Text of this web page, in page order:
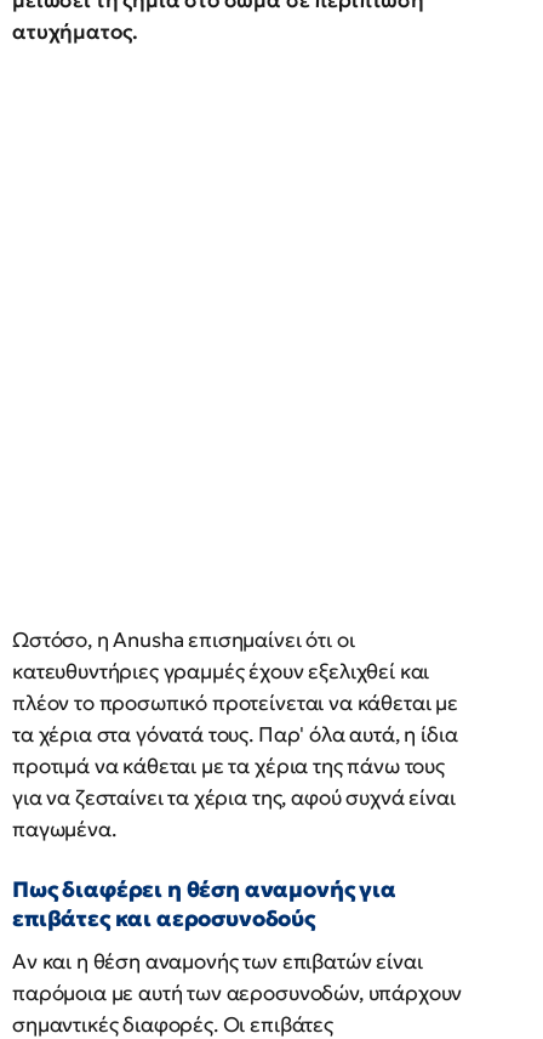
ατυχήματος.
Ωστόσο, η Anusha επισημαίνει ότι οι
κατευθυντήριες γραμμές έχουν εξελιχθεί και
πλέον το προσωπικό προτείνεται να κάθεται με
τα χέρια στα γόνατά τους. Παρ' όλα αυτά, η ίδια
προτιμά να κάθεται με τα χέρια της πάνω τους
για να ζεσταίνει τα χέρια της, αφού συχνά είναι
παγωμένα.
Πως διαφέρει η θέση αναμονής για
επιβάτες και αεροσυνοδούς
Αν και η θέση αναμονής των επιβατών είναι
παρόμοια με αυτή των αεροσυνοδών, υπάρχουν
σημαντικές διαφορές. Οι επιβάτες